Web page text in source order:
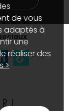
de vous
adaptés à
une
réaliser des
>